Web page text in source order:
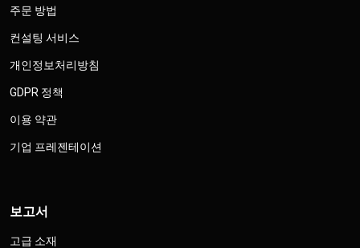
주문 방법
컨설팅 서비스
개인정보처리방침
GDPR 정책
이용 약관
기업 프레젠테이션
보고서
고급 소재